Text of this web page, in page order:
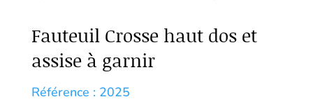
Fauteuil Crosse haut dos et
assise à garnir
Référence : 2025